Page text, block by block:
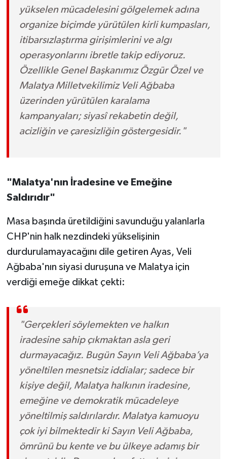
yükselen mücadelesini gölgelemek adına
organize biçimde yürütülen kirli kumpasları,
itibarsızlaştırma girişimlerini ve algı
operasyonlarını ibretle takip ediyoruz.
Özellikle Genel Başkanımız Özgür Özel ve
Malatya Milletvekilimiz Veli Ağbaba
üzerinden yürütülen karalama
kampanyaları; siyasî rekabetin değil,
acizliğin ve çaresizliğin göstergesidir."
"Malatya'nın İradesine ve Emeğine
Saldırıdır"
Masa başında üretildiğini savunduğu yalanlarla
CHP'nin halk nezdindeki yükselişinin
durdurulamayacağını dile getiren Ayas, Veli
Ağbaba'nın siyasi duruşuna ve Malatya için
verdiği emeğe dikkat çekti:
"Gerçekleri söylemekten ve halkın
iradesine sahip çıkmaktan asla geri
durmayacağız. Bugün Sayın Veli Ağbaba’ya
yöneltilen mesnetsiz iddialar; sadece bir
kişiye değil, Malatya halkının iradesine,
emeğine ve demokratik mücadeleye
yöneltilmiş saldırılardır. Malatya kamuoyu
çok iyi bilmektedir ki Sayın Veli Ağbaba,
ömrünü bu kente ve bu ülkeye adamış bir